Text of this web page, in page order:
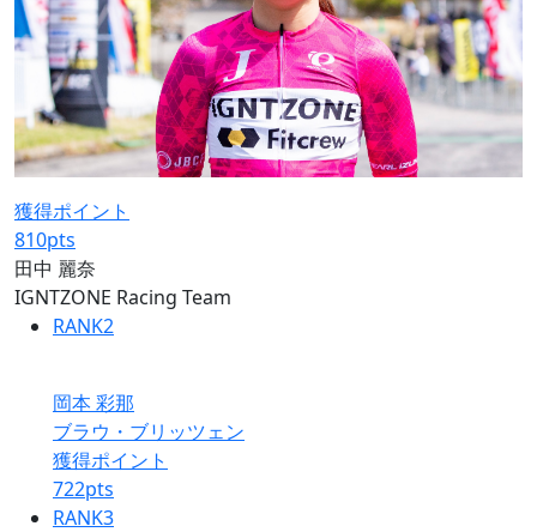
獲得ポイント
810pts
田中 麗奈
IGNTZONE Racing Team
RANK2
岡本 彩那
ブラウ・ブリッツェン
獲得ポイント
722pts
RANK3